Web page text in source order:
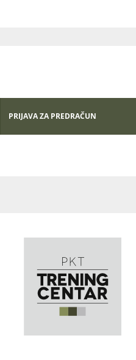
PRIJAVA ZA PREDRAČUN